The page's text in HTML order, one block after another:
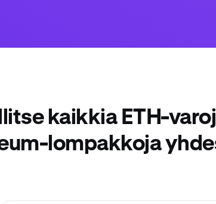
kaikkia ETH-
lompakkoja